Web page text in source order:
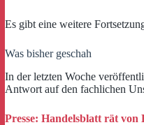
Es gibt eine weitere
Was bisher geschah
In der letzten Woche
Antwort auf den fachlichen
Presse: Handelsblatt rät von